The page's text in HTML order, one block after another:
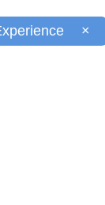
×